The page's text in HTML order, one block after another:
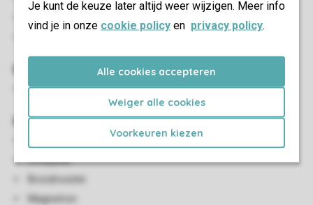
Je kunt de keuze later altijd weer wijzigen. Meer info
vind je in onze cookie policy en privacy policy.
Alle cookies accepteren
Weiger alle cookies
Voorkeuren kiezen
Kindervoorzieningen
Kinderstoel (tegen betaling)
Keuken
Ontbijtbar
Broodrooster
Magnetron